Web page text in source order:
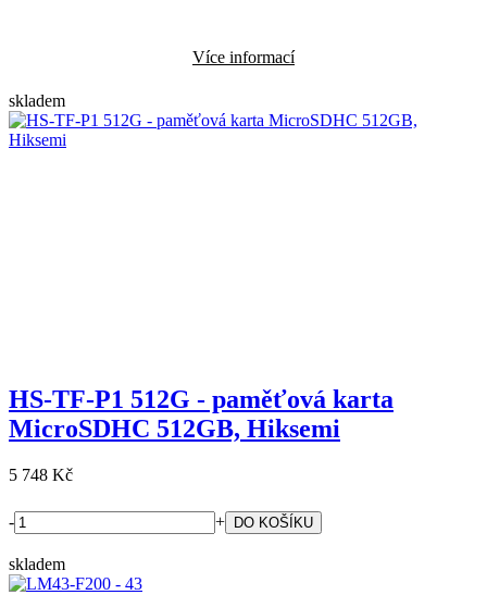
Více informací
skladem
HS-TF-P1 512G - paměťová karta
MicroSDHC 512GB, Hiksemi
5 748 Kč
- +
skladem